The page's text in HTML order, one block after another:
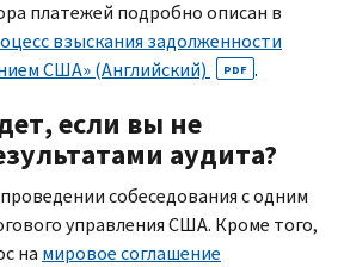
платежей подробно описан в
взыскания задолженности
США» (Английский)
PDF .
если вы не
аудита?
собеседования с одним
управления США. Кроме того,
на мировое соглашение